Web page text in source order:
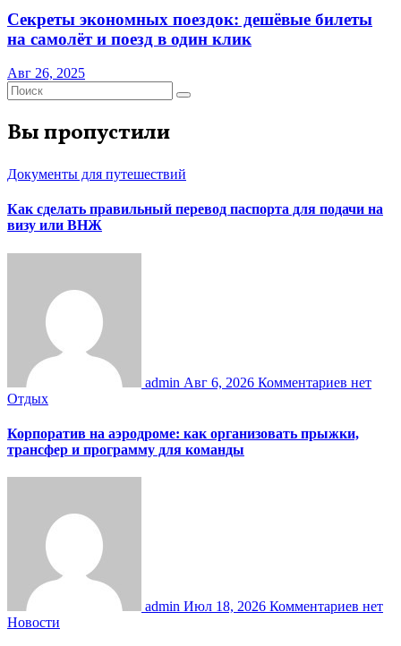
Секреты экономных поездок: дешёвые билеты
на самолёт и поезд в один клик
Авг 26, 2025
Вы пропустили
Документы для путешествий
Как сделать правильный перевод паспорта для подачи на
визу или ВНЖ
admin Авг 6, 2026 Комментариев нет
Отдых
Корпоратив на аэродроме: как организовать прыжки,
трансфер и программу для команды
admin Июл 18, 2026 Комментариев нет
Новости